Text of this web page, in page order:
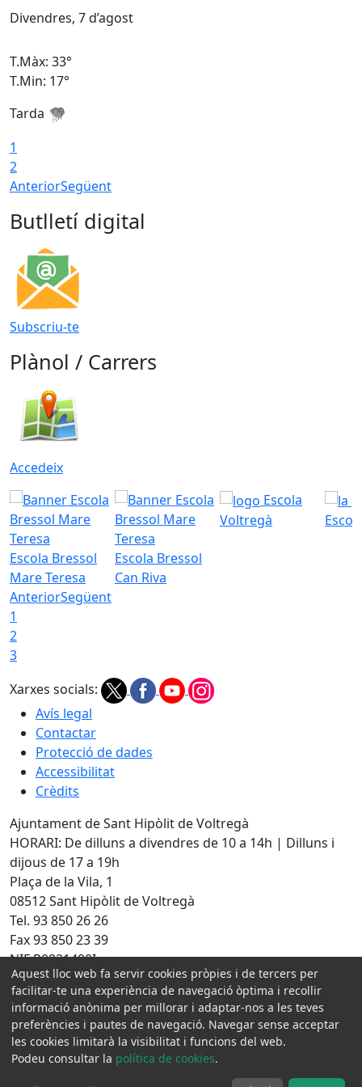
Divendres, 7 d’agost
T.Màx: 33°
T.Min: 17°
Tarda
1
2
AnteriorSegüent
Butlletí digital
Subscriu-te
Plànol / Carrers
Accedeix
Escola Bressol
Mare Teresa
Escola Bressol
Can Riva
Escola
Voltregà
AnteriorSegüent
1
2
3
Xarxes socials:
Avís legal
Contactar
Protecció de dades
Accessibilitat
Crèdits
Ajuntament de Sant Hipòlit de Voltregà
HORARI: De dilluns a divendres de 10 a 14h | Dilluns i
dijous de 17 a 19h
Plaça de la Vila, 1
08512 Sant Hipòlit de Voltregà
Tel. 93 850 26 26
Fax 93 850 23 39
NIF P0821400I
Amb la col·laboració de:
Aquest lloc web fa servir cookies pròpies i de tercers per
facilitar-te una experiència de navegació òptima i recollir
informació anònima per millorar i adaptar-nos a les teves
preferències i pautes de navegació. Navegar sense acceptar
les cookies limitarà la visibilitat i funcions del web.
Podeu consultar la política de cookies.